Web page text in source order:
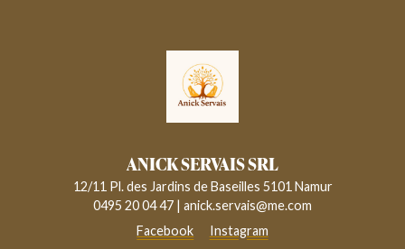
ANICK SERVAIS SRL
12/11 Pl. des Jardins de Baseilles 5101 Namur
0495 20 04 47 | anick.servais@me.com
Facebook
Instagram